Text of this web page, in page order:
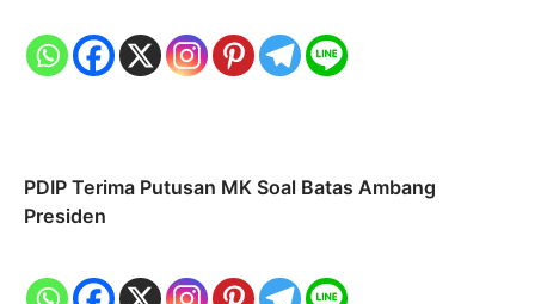
PDIP Terima Putusan MK Soal Batas Ambang
Presiden